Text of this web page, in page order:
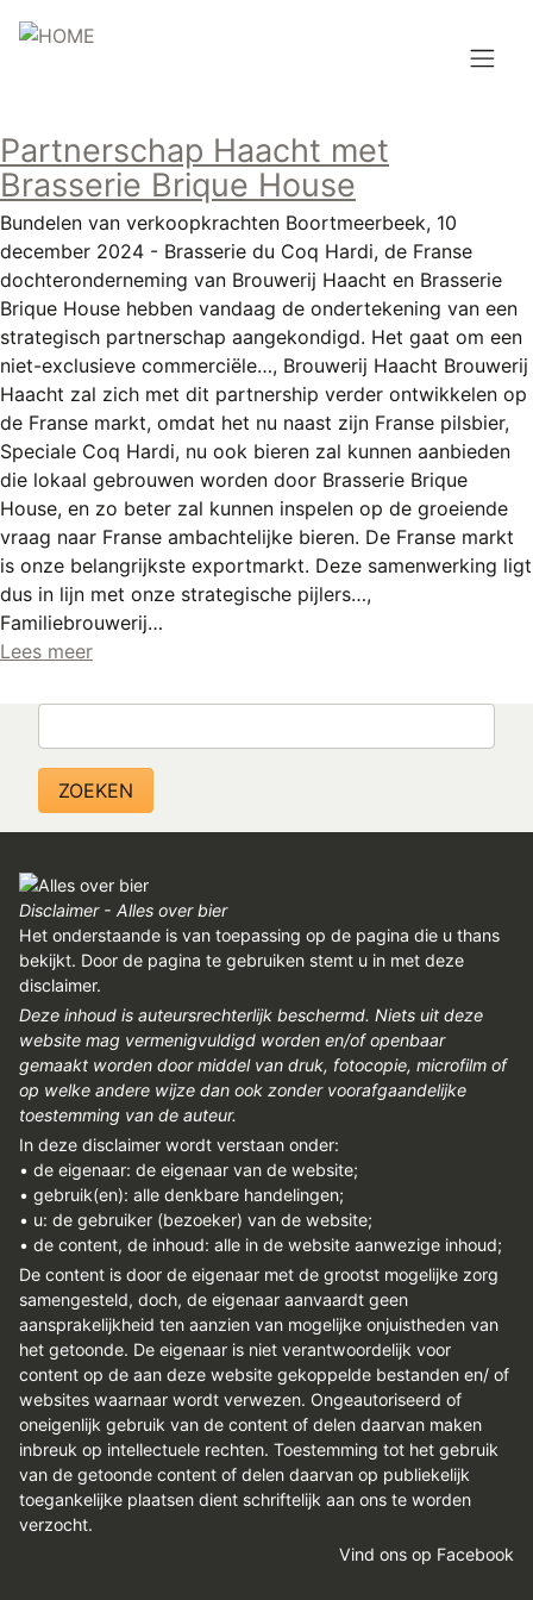
en
gaan
Topmenu
INLOGGEN
REGISTREREN
ADVERTEREN
Hoofdnavigatie
HOME
BROUWEN
BLOG
AANBOD
AGENDA
CONTACT
Partnerschap Haacht met
Brasserie Brique House
Bundelen van verkoopkrachten Boortmeerbeek, 10
december 2024 - Brasserie du Coq Hardi, de Franse
dochteronderneming van Brouwerij Haacht en Brasserie
Brique House hebben vandaag de ondertekening van een
strategisch partnerschap aangekondigd. Het gaat om een
niet-exclusieve commerciële…, Brouwerij Haacht Brouwerij
Haacht zal zich met dit partnership verder ontwikkelen op
de Franse markt, omdat het nu naast zijn Franse pilsbier,
Speciale Coq Hardi, nu ook bieren zal kunnen aanbieden
die lokaal gebrouwen worden door Brasserie Brique
House, en zo beter zal kunnen inspelen op de groeiende
vraag naar Franse ambachtelijke bieren. De Franse markt
is onze belangrijkste exportmarkt. Deze samenwerking ligt
dus in lijn met onze strategische pijlers…,
Familiebrouwerij…
Lees meer
Disclaimer - Alles over bier
Het onderstaande is van toepassing op de pagina die u thans
bekijkt. Door de pagina te gebruiken stemt u in met deze
disclaimer.
Deze inhoud is auteursrechterlijk beschermd. Niets uit deze
website mag vermenigvuldigd worden en/of openbaar
gemaakt worden door middel van druk, fotocopie, microfilm of
op welke andere wijze dan ook zonder voorafgaandelijke
toestemming van de auteur.
In deze disclaimer wordt verstaan onder:
• de eigenaar: de eigenaar van de website;
• gebruik(en): alle denkbare handelingen;
• u: de gebruiker (bezoeker) van de website;
• de content, de inhoud: alle in de website aanwezige inhoud;
De content is door de eigenaar met de grootst mogelijke zorg
samengesteld, doch, de eigenaar aanvaardt geen
aansprakelijkheid ten aanzien van mogelijke onjuistheden van
het getoonde. De eigenaar is niet verantwoordelijk voor
content op de aan deze website gekoppelde bestanden en/ of
websites waarnaar wordt verwezen. Ongeautoriseerd of
oneigenlijk gebruik van de content of delen daarvan maken
inbreuk op intellectuele rechten. Toestemming tot het gebruik
van de getoonde content of delen daarvan op publiekelijk
toegankelijke plaatsen dient schriftelijk aan ons te worden
verzocht.
Vind ons op Facebook